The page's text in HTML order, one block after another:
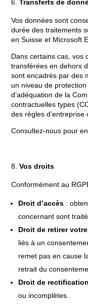
Transferts de
Vos données sont
durée des traitements
en Suisse et Microsoft
Dans certains cas, vos
transférées en dehors
sont encadrés par des
un niveau de
d’adéquation de la
contractuelles types
des règles d’entreprise
Consultez-nous pour
Vos droits
Conformément au
Droit d’accès :
concernant sont
Droit de retirer
liés à un
remet pas en cause
retrait du
Droit de rectification
ou incomplètes.